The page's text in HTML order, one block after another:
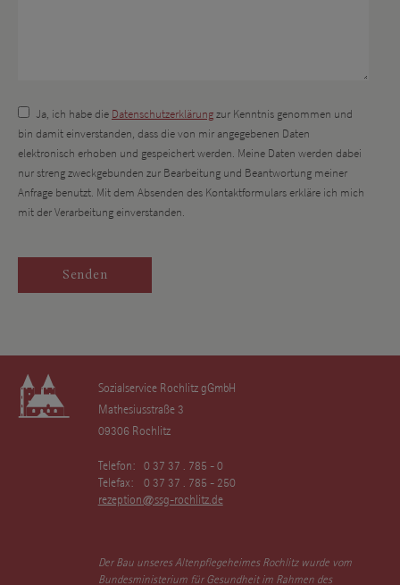
Ja, ich habe die Datenschutzerklärungzur Kenntnis genommen und
bin damit einverstanden, dass die von mir angegebenen Daten
elektronisch erhoben und gespeichert werden. Meine Daten werden dabei
nur streng zweckgebunden zur Bearbeitung und Beantwortung meiner
Anfrage benutzt. Mit dem Absenden des Kontaktformulars erkläre ich mich
mit der Verarbeitung einverstanden.
Sozialservice Rochlitz gGmbH
Mathesiusstraße 3
09306 Rochlitz
Telefon: 0 37 37 . 785 - 0
Telefax: 0 37 37 . 785 - 250
rezeption@ssg-rochlitz.de
Der Bau unseres Altenpflegeheimes Rochlitz wurde vom
Bundesministerium für Gesundheit im Rahmen des